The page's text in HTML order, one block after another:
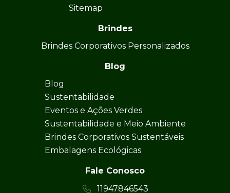
Sitemap
Brindes
Brindes Corporativos Personalizados
Blog
Blog
Sustentabilidade
Eventos e Ações Verdes
Sustentabilidade e Meio Ambiente
Brindes Corporativos Sustentáveis
Embalagens Ecológicas
Fale Conosco
11947846543